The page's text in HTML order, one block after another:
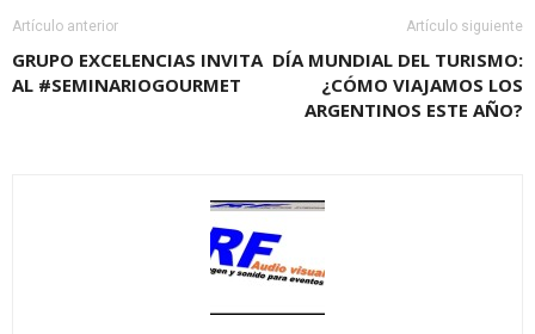
Artículo anterior
GRUPO EXCELENCIAS INVITA
AL #SEMINARIOGOURMET
Artículo siguiente
DÍA MUNDIAL DEL TURISMO:
¿CÓMO VIAJAMOS LOS
ARGENTINOS ESTE AÑO?